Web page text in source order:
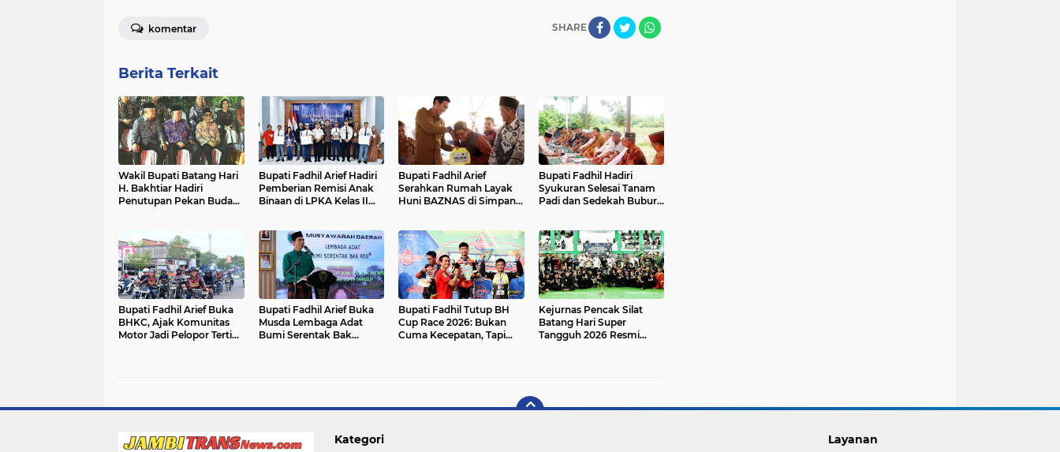
SHARE
komentar
Berita Terkait
Wakil Bupati Batang Hari
H. Bakhtiar Hadiri
Penutupan Pekan Budaya
Bupati Fadhil Arief Hadiri
Pemberian Remisi Anak
Binaan di LPKA Kelas II
Bupati Fadhil Arief
Serahkan Rumah Layak
Huni BAZNAS di Simpang
Bupati Fadhil Hadiri
Syukuran Selesai Tanam
Padi dan Sedekah Bubur
Bupati Fadhil Arief Buka
BHKC, Ajak Komunitas
Motor Jadi Pelopor Tertib
Bupati Fadhil Arief Buka
Musda Lembaga Adat
Bumi Serentak Bak
Bupati Fadhil Tutup BH
Cup Race 2026: Bukan
Cuma Kecepatan, Tapi
Kejurnas Pencak Silat
Batang Hari Super
Tangguh 2026 Resmi
Kategori Layanan